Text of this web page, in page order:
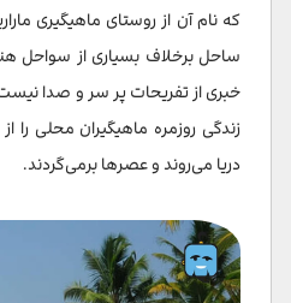
که نام آن از روستای ماهیگیری
ساحل برخلاف بسیاری از سواحل
خبری از تفریحات پر سر و صدا
زندگی روزمره ماهیگیران محلی را
دریا می‌روند و عصرها برمی‌گردند.